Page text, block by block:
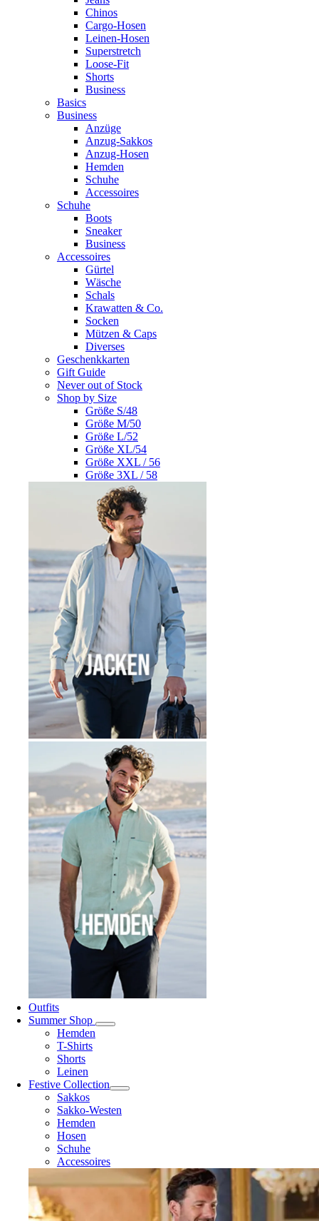
Chinos
Cargo-Hosen
Leinen-Hosen
Superstretch
Loose-Fit
Shorts
Business
Basics
Business
Anzüge
Anzug-Sakkos
Anzug-Hosen
Hemden
Schuhe
Accessoires
Schuhe
Boots
Sneaker
Business
Accessoires
Gürtel
Wäsche
Schals
Krawatten & Co.
Socken
Mützen & Caps
Diverses
Geschenkkarten
Gift Guide
Never out of Stock
Shop by Size
Größe S/48
Größe M/50
Größe L/52
Größe XL/54
Größe XXL / 56
Größe 3XL / 58
Outfits
Summer Shop
Hemden
T-Shirts
Shorts
Leinen
Festive Collection
Sakkos
Sakko-Westen
Hemden
Hosen
Schuhe
Accessoires